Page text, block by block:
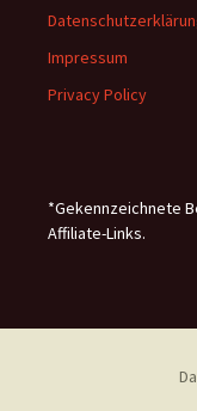
Impressum
Privacy Policy
*Gekennzeichnete
Affiliate-Links.